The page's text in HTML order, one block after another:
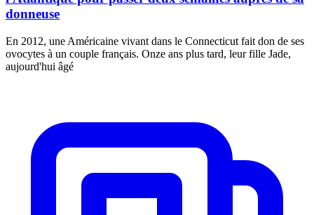
donneuse
En 2012, une Américaine vivant dans le Connecticut fait don de ses
ovocytes à un couple français. Onze ans plus tard, leur fille Jade,
aujourd'hui âgé